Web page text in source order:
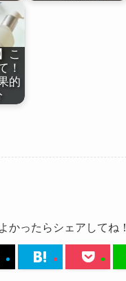
こ
！
的
よかったらシェアしてね！